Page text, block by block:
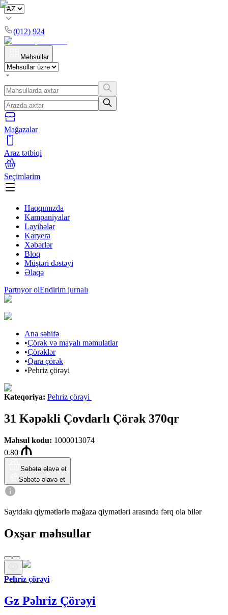
(012) 924
Məhsullar
Mağazalar
Araz tətbiqi
Seçimlərim
Haqqımızda
Kampaniyalar
Layihələr
Karyera
Xəbərlər
Bloq
Müştəri dəstəyi
Əlaqə
Partnyor olEndirim jurnalı
Ana səhifə
•Çörək və mayalı məmulatlar
•Çörəklər
•Qara çörək
•Pehriz çörəyi
Kateqoriya: Pehriz çörəyi
31 Kəpəkli Çovdarlı Çörək 370qr
Məhsul kodu: 1000013074
0.80
Səbətə əlavə et
Səbətə əlavə et
Saytdakı qiymətlərlə mağaza qiymətləri arasında fərq ola bilər
Oxşar məhsullar
Pehriz çörəyi
Gz Pəhriz Çörəyi